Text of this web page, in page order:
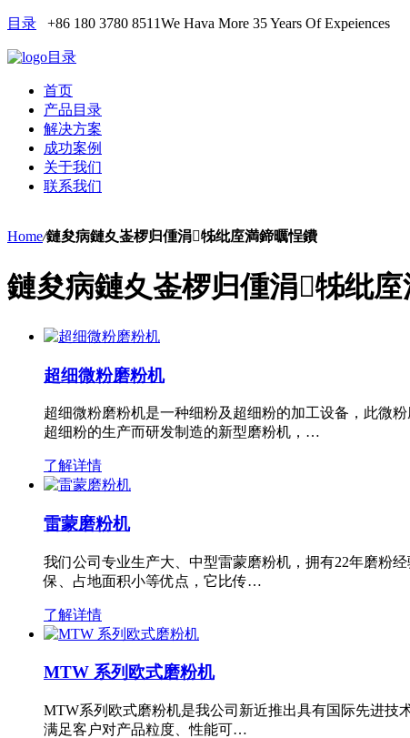
目录 +86 180 3780 8511We Hava More 35 Years Of Expeiences
目录
首页
产品目录
解决方案
成功案例
关于我们
联系我们
Home/鏈夋病鏈夊崟椤归偅涓牬纰庢満鍗曞悜鐨
鏈夋病鏈夊崟椤归偅涓牬纰
超细微粉磨粉机
超细微粉磨粉机是一种细粉及超细粉的加工设备，此微
超细粉的生产而研发制造的新型磨粉机，…
了解详情
雷蒙磨粉机
我们公司专业生产大、中型雷蒙磨粉机，拥有22年磨粉
保、占地面积小等优点，它比传…
了解详情
MTW 系列欧式磨粉机
MTW系列欧式磨粉机是我公司新近推出具有国际先进
满足客户对产品粒度、性能可…